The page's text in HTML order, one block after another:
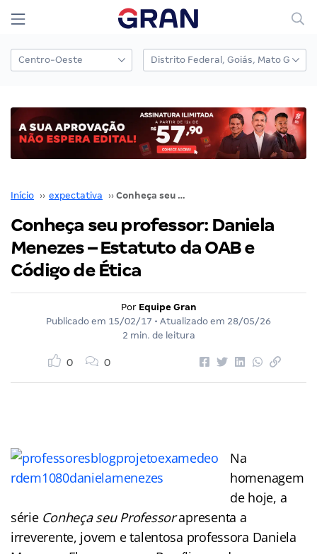
Início ›› expectativa ›› Conheça seu professor: Daniela Menezes – Estatuto da OAB e Código de Ética
Conheça seu professor: Daniela
Menezes – Estatuto da OAB e
Código de Ética
Por Equipe Gran
Publicado em 15/02/17 • Atualizado em 28/05/26
2 min. de leitura
0 0
Na
homenagem
de hoje, a
série Conheça seu Professorapresenta a
irreverente, jovem e talentosa professora Daniela